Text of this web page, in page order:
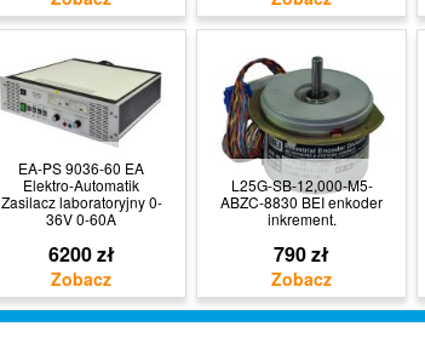
EA-PS 9036-60 EA
Elektro-Automatik
Zasilacz laboratoryjny 0-
36V 0-60A
6200 zł
L25G-SB-12,000-M5-
ABZC-8830 BEI enkoder
inkrement.
790 zł